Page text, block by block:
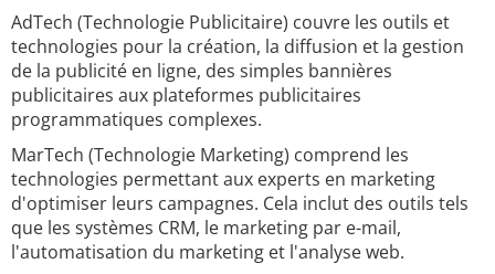
AdTech (Technologie Publicitaire) couvre les outils et
technologies pour la création, la diffusion et la gestion
de la publicité en ligne, des simples bannières
publicitaires aux plateformes publicitaires
programmatiques complexes.
MarTech (Technologie Marketing) comprend les
technologies permettant aux experts en marketing
d'optimiser leurs campagnes. Cela inclut des outils tels
que les systèmes CRM, le marketing par e-mail,
l'automatisation du marketing et l'analyse web.